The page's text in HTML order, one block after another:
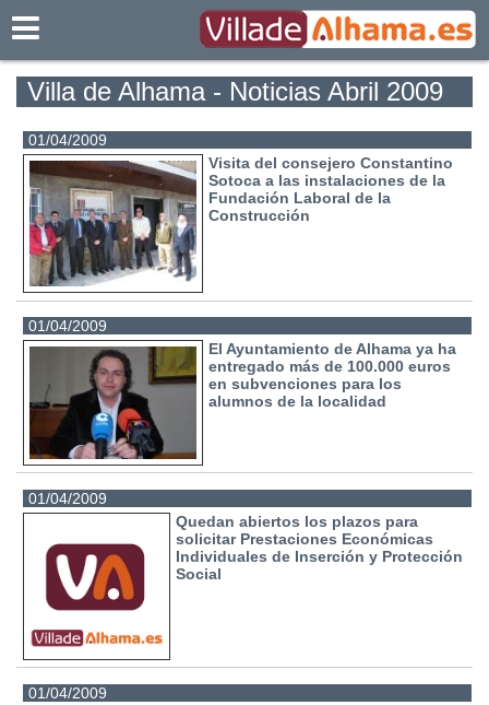
Villa de Alhama - Noticias Abril 2009
01/04/2009
Visita del consejero Constantino
Sotoca a las instalaciones de la
Fundación Laboral de la
Construcción
01/04/2009
El Ayuntamiento de Alhama ya ha
entregado más de 100.000 euros
en subvenciones para los
alumnos de la localidad
01/04/2009
Quedan abiertos los plazos para
solicitar Prestaciones Económicas
Individuales de Inserción y Protección
Social
01/04/2009